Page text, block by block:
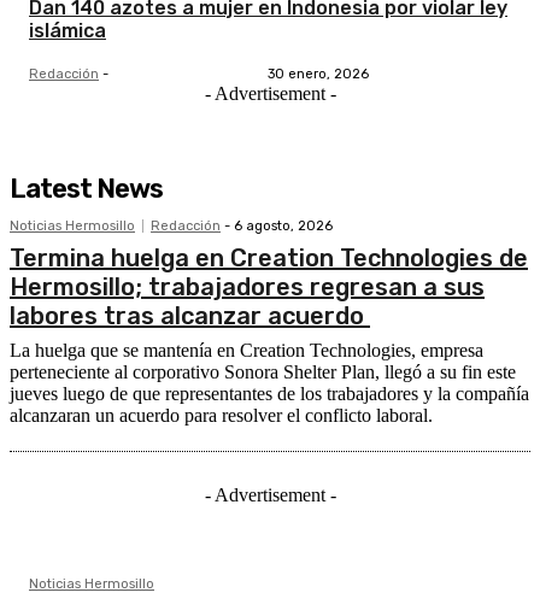
Dan 140 azotes a mujer en Indonesia por violar ley
islámica
Redacción - 30 enero, 2026
- Advertisement -
Latest News
Noticias Hermosillo Redacción - 6 agosto, 2026
Termina huelga en Creation Technologies de
Hermosillo; trabajadores regresan a sus
labores tras alcanzar acuerdo
La huelga que se mantenía en Creation Technologies, empresa
perteneciente al corporativo Sonora Shelter Plan, llegó a su fin este
jueves luego de que representantes de los trabajadores y la compañía
alcanzaran un acuerdo para resolver el conflicto laboral.
- Advertisement -
Noticias Hermosillo